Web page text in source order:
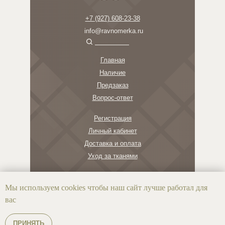
Мы используем cookies чтобы наш сайт лучше работал для
вас
ПРИНЯТЬ
Новости
+7 (927) 608-23-38
info@ravnomerka.ru
Главная
Наличие
Вопрос-ответ
Предзаказ
Личный кабинет
Регистрация
Уход за тканями
Доставка и оплата